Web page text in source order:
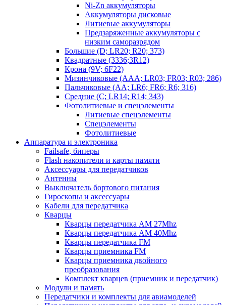
Ni-Zn аккумуляторы
Аккумуляторы дисковые
Литиевые аккумуляторы
Предзаряженные аккумуляторы с
низким саморазрядом
Большие (D; LR20; R20; 373)
Квадратные (3336;3R12)
Крона (9V; 6F22)
Мизинчиковые (AAA; LR03; FR03; R03; 286)
Пальчиковые (AA; LR6; FR6; R6; 316)
Средние (C; LR14; R14; 343)
Фотолитиевые и спецэлементы
Литиевые спецэлементы
Спецэлементы
Фотолитиевые
Аппаратура и электроника
Failsafe, биперы
Flash накопители и карты памяти
Аксессуары для передатчиков
Антенны
Выключатель бортового питания
Гироскопы и аксессуары
Кабели для передатчика
Кварцы
Кварцы передатчика AM 27Mhz
Кварцы передатчика AM 40Mhz
Кварцы передатчика FM
Кварцы приемника FM
Кварцы приемника двойного
преобразования
Комплект кварцев (приемник и передатчик)
Модули и память
Передатчики и комплекты для авиамоделей